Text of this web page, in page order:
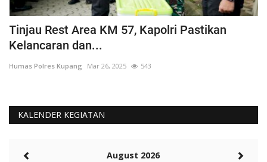
Tinjau Rest Area KM 57, Kapolri Pastikan
Kelancaran dan...
Humas Polres Kupang Mar 26, 2025 543
KALENDER KEGIATAN
August 2026